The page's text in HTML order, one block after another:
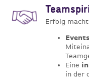
Erfolg
Events
Eine
in der